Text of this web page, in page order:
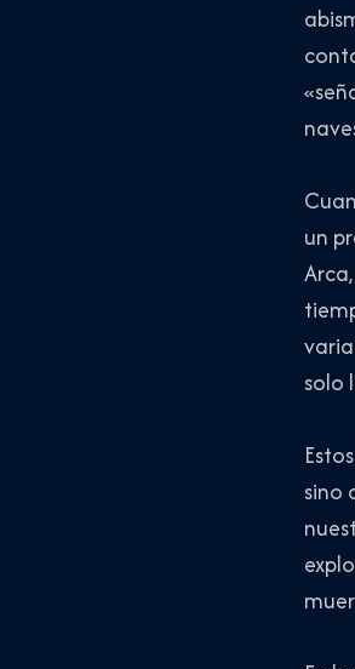
un
solo
sino